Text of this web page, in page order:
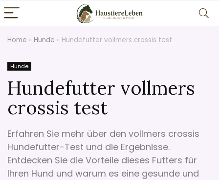
Home » Hunde » Hundefutter vollmers crossis test
Hunde
Hundefutter vollmers
crossis test
Erfahren Sie mehr über den vollmers crossis
Hundefutter-Test und die Ergebnisse.
Entdecken Sie die Vorteile dieses Futters für
Ihren Hund und warum es eine gesunde und